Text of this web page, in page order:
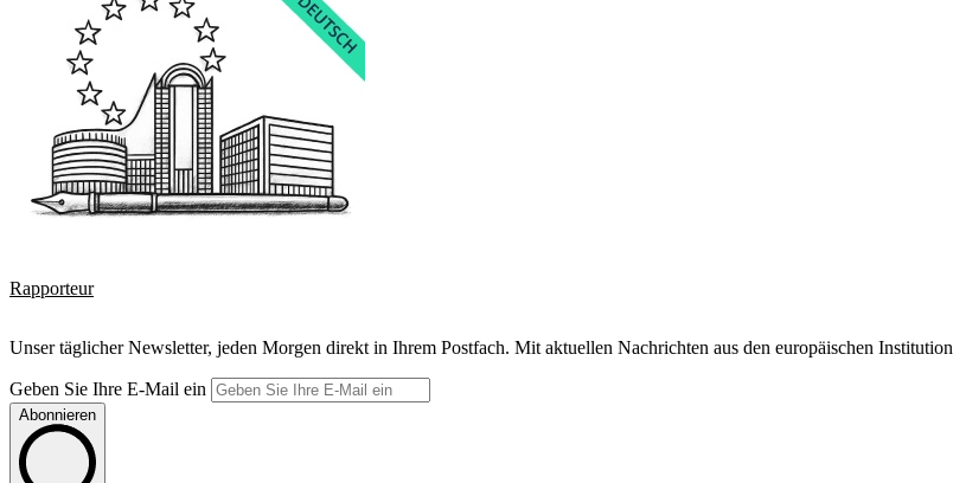
Rapporteur
Unser täglicher Newsletter, jeden Morgen direkt in Ihrem Postfach. Mit aktuellen Nachrichten aus den europäischen
Geben Sie Ihre E-Mail ein
Abonnieren